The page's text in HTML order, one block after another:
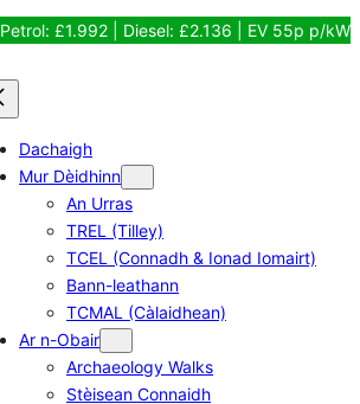
Petrol: £1.992 | Diesel: £2.136 | EV 55p p/kW
Dachaigh
Mur Dèidhinn
An Urras
TREL (Tilley)
TCEL (Connadh & Ionad Iomairt)
Bann-leathann
TCMAL (Càlaidhean)
Ar n-Obair
Archaeology Walks
Stèisean Connaidh